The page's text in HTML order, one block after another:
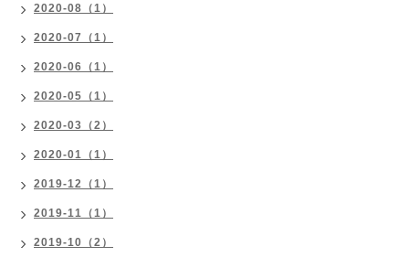
2020-08（1）
2020-07（1）
2020-06（1）
2020-05（1）
2020-03（2）
2020-01（1）
2019-12（1）
2019-11（1）
2019-10（2）